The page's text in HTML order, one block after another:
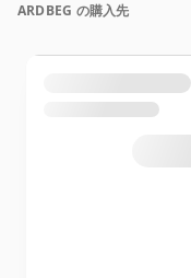
ARDBEG の購入先